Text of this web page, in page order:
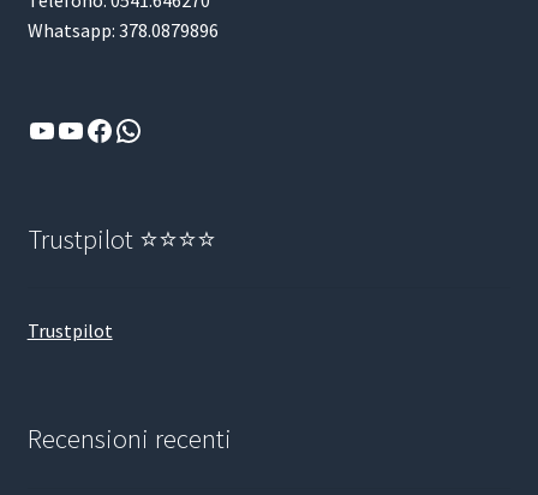
Whatsapp: 378.0879896
YouTube
YouTube
Facebook
WhatsApp
Trustpilot ⭐⭐⭐⭐
Trustpilot
Recensioni recenti